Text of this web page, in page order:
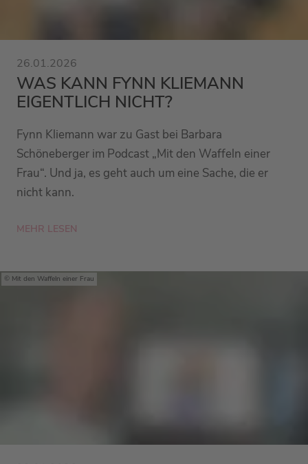
26.01.2026
WAS KANN FYNN KLIEMANN
EIGENTLICH NICHT?
Fynn Kliemann war zu Gast bei Barbara
Schöneberger im Podcast „Mit den Waffeln einer
Frau“. Und ja, es geht auch um eine Sache, die er
nicht kann.
MEHR LESEN
Mit den Waffeln einer Frau